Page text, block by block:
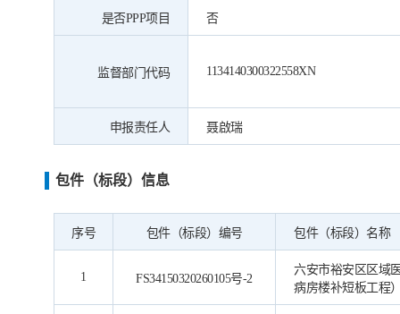
是否PPP项目 否
监督部门代码 1134140300322558XN
申报责任人 聂啟瑞
包件（标段）信息
序号 包件（标段）编号 包件（标段）名称
1 FS34150320260105号-2
六安市裕安区区域
病房楼补短板工程